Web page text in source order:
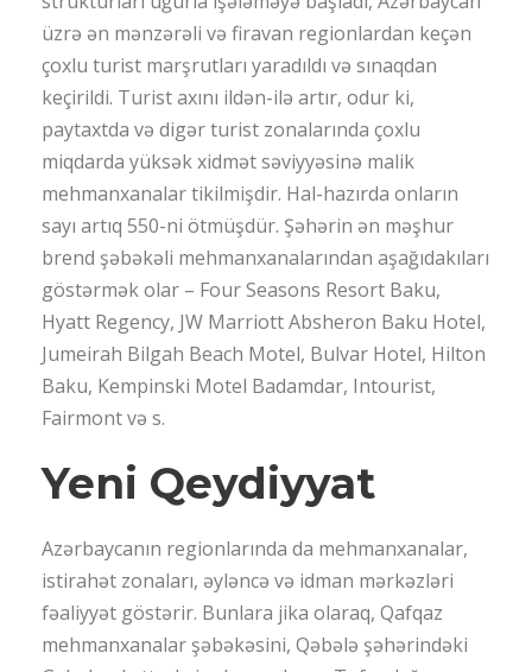
üzrə ən mənzərəli və firavan regionlardan keçən
çoxlu turist marşrutları yaradıldı və sınaqdan
keçirildi. Turist axını ildən-ilə artır, odur ki,
paytaxtda və digər turist zonalarında çoxlu
miqdarda yüksək xidmət səviyyəsinə malik
mehmanxanalar tikilmişdir. Hal-hazırda onların
sayı artıq 550-ni ötmüşdür. Şəhərin ən məşhur
brend şəbəkəli mehmanxanalarından aşağıdakıları
göstərmək olar – Four Seasons Resort Baku,
Hyatt Regency, JW Marriott Absheron Baku Hotel,
Jumeirah Bilgah Beach Motel, Bulvar Hotel, Hilton
Baku, Kempinski Motel Badamdar, Intourist,
Fairmont və s.
Yeni Qeydiyyat
Azərbaycanın regionlarında da mehmanxanalar,
istirahət zonaları, əyləncə və idman mərkəzləri
fəaliyyət göstərir. Bunlara jika olaraq, Qafqaz
mehmanxanalar şəbəkəsini, Qəbələ şəhərindəki